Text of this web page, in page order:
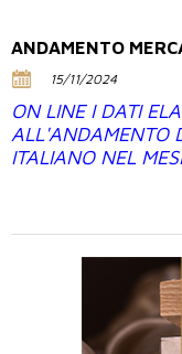
ANDAMENTO
15/11/2024
ON LINE I DATI
ALL'ANDAMENTO
ITALIANO NEL